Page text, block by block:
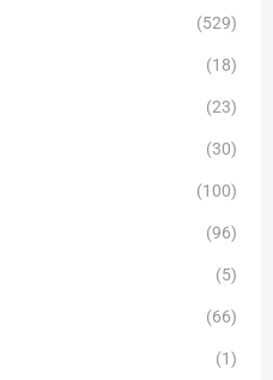
(529)
(18)
(23)
(30)
(100)
(96)
(5)
(66)
(1)